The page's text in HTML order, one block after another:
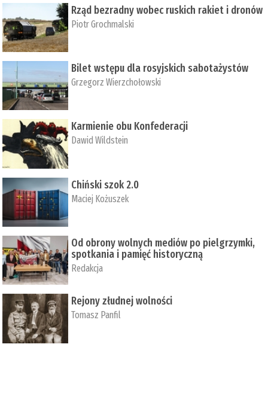
Rząd bezradny wobec ruskich rakiet i dronów
Piotr Grochmalski
Bilet wstępu dla rosyjskich sabotażystów
Grzegorz Wierzchołowski
Karmienie obu Konfederacji
Dawid Wildstein
Chiński szok 2.0
Maciej Kożuszek
Od obrony wolnych mediów po pielgrzymki,
spotkania i pamięć historyczną
Redakcja
Rejony złudnej wolności
Tomasz Panfil